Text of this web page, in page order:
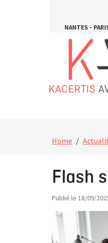
NANTES -
Home
Flash
Publié le 18/09/